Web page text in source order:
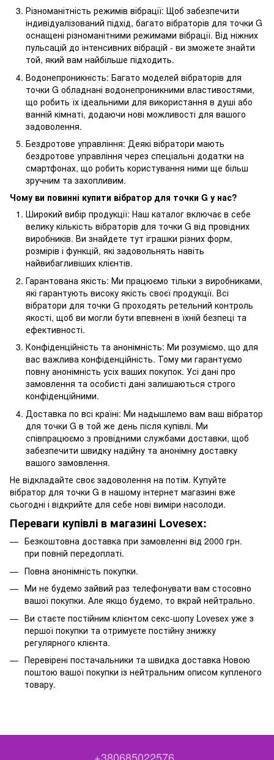
Різноманітність режимів вібрації: Щоб забезпечити
індивідуалізований підхід, багато вібраторів для точки G
оснащені різноманітними режимами вібрації. Від ніжних
пульсацій до інтенсивних вібрацій - ви зможете знайти
той, який вам найбільше підходить.
Водонепроникність: Багато моделей вібраторів для
точки G обладнані водонепроникними властивостями,
що робить їх ідеальними для використання в душі або
ванній кімнаті, додаючи нові можливості для вашого
задоволення.
Бездротове управління: Деякі вібратори мають
бездротове управління через спеціальні додатки на
смартфонах, що робить користування ними ще більш
зручним та захопливим.
Чому ви повинні купити вібратор для точки G у нас?
Широкий вибір продукції: Наш каталог включає в себе
велику кількість вібраторів для точки G від провідних
виробників. Ви знайдете тут іграшки різних форм,
розмірів і функцій, які задовольнять навіть
найвибагливіших клієнтів.
Гарантована якість: Ми працюємо тільки з виробниками,
які гарантують високу якість своєї продукції. Всі
вібратори для точки G проходять ретельний контроль
якості, щоб ви могли бути впевнені в їхній безпеці та
ефективності.
Конфіденційність та анонімність: Ми розуміємо, що для
вас важлива конфіденційність. Тому ми гарантуємо
повну анонімність усіх ваших покупок. Усі дані про
замовлення та особисті дані залишаються строго
конфіденційними.
Доставка по всі країні: Ми надышлемо вам ваш вібратор
для точки G в той же день після купівлі. Ми
співпрацюємо з провідними службами доставки, щоб
забезпечити швидку надійну та анонімну доставку
вашого замовлення.
Не відкладайте своє задоволення на потім. Купуйте
вібратор для точки G в нашому інтернет магазині вже
сьогодні і відкрийте для себе нові виміри насолоди.
Переваги купівлі в магазині Lovesex:
Безкоштовна доставка при замовленні від 2000 грн.
при повній передоплаті.
Повна анонімність покупки.
Ми не будемо зайвий раз телефонувати вам стосовно
вашої покупки. Але якщо будемо, то вкрай нейтрально.
Ви стаєте постійним клієнтом секс-шопу Lovesex уже з
першої покупки та отримуєте постійну знижку
регулярного клієнта.
Перевірені постачальники та швидка доставка Новою
поштою вашої покупки із нейтральним описом купленого
товару.
+380685022576